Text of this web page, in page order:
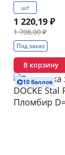
шт
1 220,19 ₽
1 708,00 ₽
Под заказ
В корзину
10 баллов